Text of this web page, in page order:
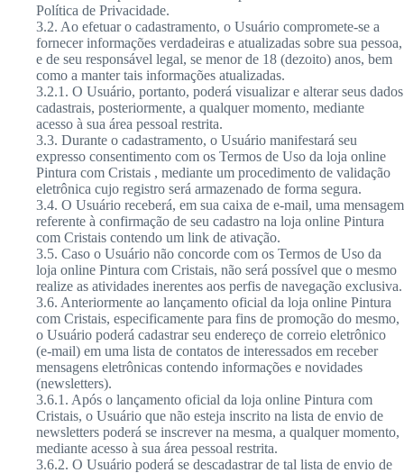
Política de Privacidade.
3.2. Ao efetuar o cadastramento, o Usuário compromete-se a
fornecer informações verdadeiras e atualizadas sobre sua pessoa,
e de seu responsável legal, se menor de 18 (dezoito) anos, bem
como a manter tais informações atualizadas.
3.2.1. O Usuário, portanto, poderá visualizar e alterar seus dados
cadastrais, posteriormente, a qualquer momento, mediante
acesso à sua área pessoal restrita.
3.3. Durante o cadastramento, o Usuário manifestará seu
expresso consentimento com os Termos de Uso da loja online
Pintura com Cristais , mediante um procedimento de validação
eletrônica cujo registro será armazenado de forma segura.
3.4. O Usuário receberá, em sua caixa de e-mail, uma mensagem
referente à confirmação de seu cadastro na loja online Pintura
com Cristais contendo um link de ativação.
3.5. Caso o Usuário não concorde com os Termos de Uso da
loja online Pintura com Cristais, não será possível que o mesmo
realize as atividades inerentes aos perfis de navegação exclusiva.
3.6. Anteriormente ao lançamento oficial da loja online Pintura
com Cristais, especificamente para fins de promoção do mesmo,
o Usuário poderá cadastrar seu endereço de correio eletrônico
(e-mail) em uma lista de contatos de interessados em receber
mensagens eletrônicas contendo informações e novidades
(newsletters).
3.6.1. Após o lançamento oficial da loja online Pintura com
Cristais, o Usuário que não esteja inscrito na lista de envio de
newsletters poderá se inscrever na mesma, a qualquer momento,
mediante acesso à sua área pessoal restrita.
3.6.2. O Usuário poderá se descadastrar de tal lista de envio de